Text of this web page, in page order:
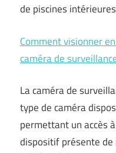
de piscines
Comment visionner
caméra de
La caméra de
type de caméra
permettant un accès
dispositif présente